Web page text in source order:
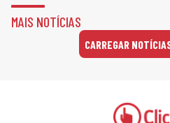
MAIS NOTÍCIAS
CARREGAR